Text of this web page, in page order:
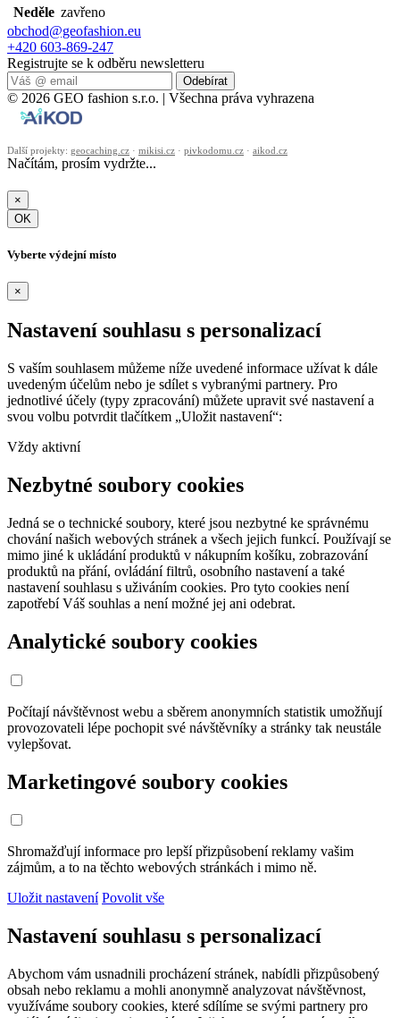
Neděle zavřeno
obchod@geofashion.eu
+420 603-869-247
Registrujte se k odběru newsletteru
Odebírat
© 2026 GEO fashion s.r.o. | Všechna práva vyhrazena
Další projekty: geocaching.cz · mikisi.cz · pivkodomu.cz · aikod.cz
Načítám, prosím vydržte...
×
OK
Vyberte výdejní místo
×
Nastavení souhlasu s personalizací
S vaším souhlasem můžeme níže uvedené informace užívat k dále
uvedeným účelům nebo je sdílet s vybranými partnery. Pro
jednotlivé účely (typy zpracování) můžete upravit své nastavení a
svou volbu potvrdit tlačítkem „Uložit nastavení“:
Vždy aktivní
Nezbytné soubory cookies
Jedná se o technické soubory, které jsou nezbytné ke správnému
chování našich webových stránek a všech jejich funkcí. Používají se
mimo jiné k ukládání produktů v nákupním košíku, zobrazování
produktů na přání, ovládání filtrů, osobního nastavení a také
nastavení souhlasu s uživáním cookies. Pro tyto cookies není
zapotřebí Váš souhlas a není možné jej ani odebrat.
Analytické soubory cookies
Počítají návštěvnost webu a sběrem anonymních statistik umožňují
provozovateli lépe pochopit své návštěvníky a stránky tak neustále
vylepšovat.
Marketingové soubory cookies
Shromažďují informace pro lepší přizpůsobení reklamy vašim
zájmům, a to na těchto webových stránkách i mimo ně.
Uložit nastavení Povolit vše
Nastavení souhlasu s personalizací
Abychom vám usnadnili procházení stránek, nabídli přizpůsobený
obsah nebo reklamu a mohli anonymně analyzovat návštěvnost,
využíváme soubory cookies, které sdílíme se svými partnery pro